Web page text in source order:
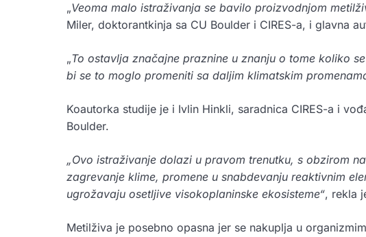
„Veoma malo istraživanja se bavilo proizvodnjom
Miler, doktorantkinja sa CU Boulder i CIRES-a, i glavna
„To ostavlja značajne praznine u znanju o tome koliko
bi se to moglo promeniti sa daljim klimatskim
Koautorka studije je i Ivlin Hinkli, saradnica CIRES-a i
Boulder.
„Ovo istraživanje dolazi u pravom trenutku, s obzirom
zagrevanje klime, promene u snabdevanju reaktivnim
ugrožavaju osetljive visokoplaninske ekosisteme“, rekla
Metilživa je posebno opasna jer se nakuplja u